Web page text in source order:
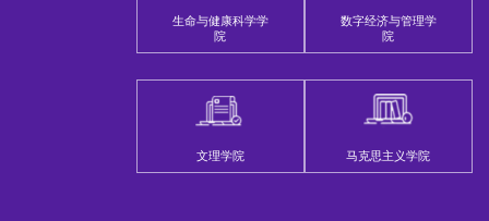
生命与健康科学学
院
数字经济与管理学
院
文理学院 马克思主义学院